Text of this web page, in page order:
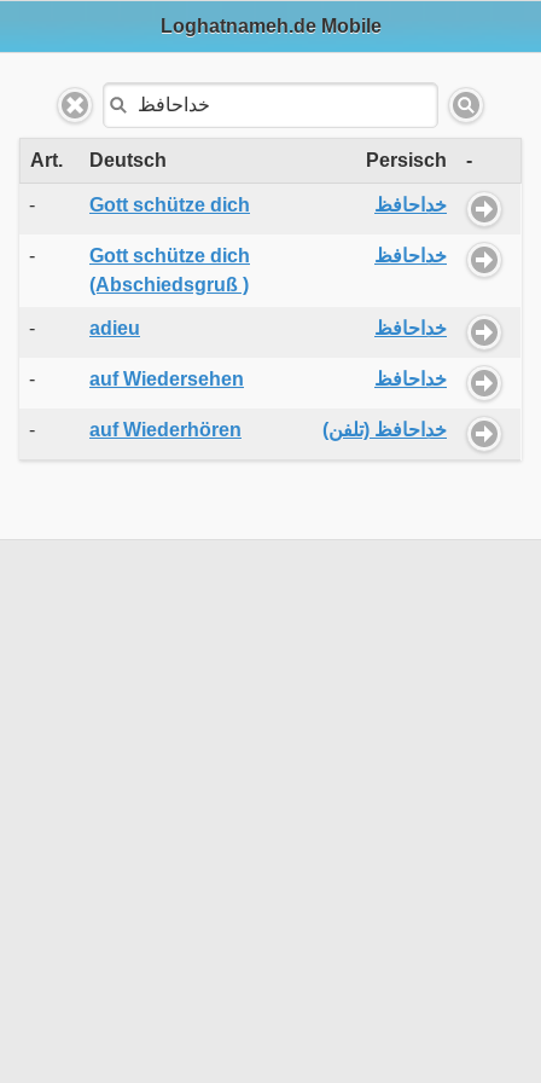
Loghatnameh.de Mobile
Art. Deutsch Persisch -
- Gott schütze dich خداحافظ
-
Gott schütze dich
(Abschiedsgruß )
خداحافظ
- adieu خداحافظ
- auf Wiedersehen خداحافظ
- auf Wiederhören خداحافظ (تلفن)